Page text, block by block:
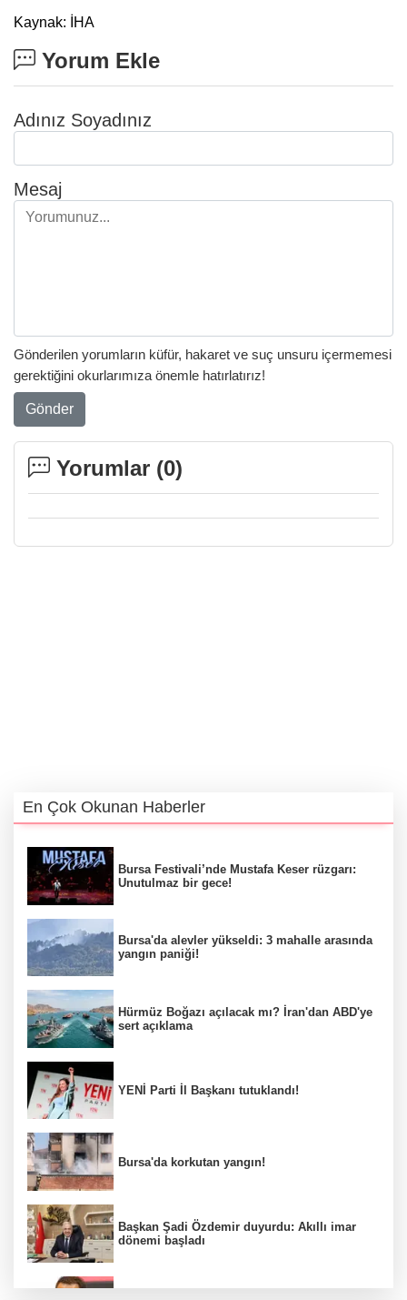
Kaynak: İHA
Yorum Ekle
Adınız Soyadınız
Mesaj
Gönderilen yorumların küfür, hakaret ve suç unsuru içermemesi
gerektiğini okurlarımıza önemle hatırlatırız!
Gönder
Yorumlar (0)
En Çok Okunan Haberler
Bursa Festivali’nde Mustafa Keser rüzgarı:
Unutulmaz bir gece!
Bursa'da alevler yükseldi: 3 mahalle arasında
yangın paniği!
Hürmüz Boğazı açılacak mı? İran'dan ABD'ye
sert açıklama
YENİ Parti İl Başkanı tutuklandı!
Bursa'da korkutan yangın!
Başkan Şadi Özdemir duyurdu: Akıllı imar
dönemi başladı